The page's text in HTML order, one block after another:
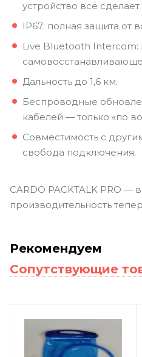
устройство всё сделает
IP67: полная защита от
Live Bluetooth
Дальность до 1,6 км.
Беспроводные
кабелей — только «по
Совместимость с
свобода подключения.
CARDO PACKTALK PRO —
производительность
Рекомендуем
Сопутствующие